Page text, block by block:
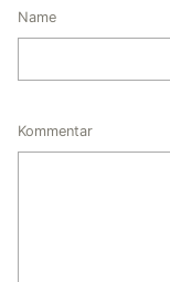
Name
Kommentar